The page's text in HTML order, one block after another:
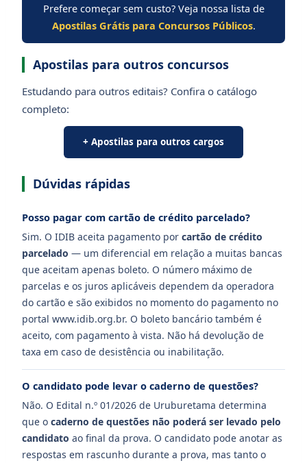
Prefere começar sem custo? Veja nossa lista de
Apostilas Grátis para Concursos Públicos.
Apostilas para outros concursos
Estudando para outros editais? Confira o catálogo
completo:
+ Apostilas para outros cargos
Dúvidas rápidas
Posso pagar com cartão de crédito parcelado?
Sim. O IDIB aceita pagamento por cartão de crédito
parcelado — um diferencial em relação a muitas bancas
que aceitam apenas boleto. O número máximo de
parcelas e os juros aplicáveis dependem da operadora
do cartão e são exibidos no momento do pagamento no
portal www.idib.org.br. O boleto bancário também é
aceito, com pagamento à vista. Não há devolução de
taxa em caso de desistência ou inabilitação.
O candidato pode levar o caderno de questões?
Não. O Edital n.º 01/2026 de Uruburetama determina
que o caderno de questões não poderá ser levado pelo
candidato ao final da prova. O candidato pode anotar as
respostas em rascunho durante a prova, mas tanto o